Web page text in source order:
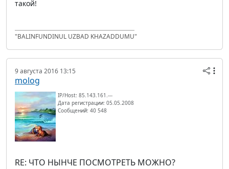
такой!
"BALINFUNDINUL UZBAD KHAZADDUMU"
9 августа 2016 13:15
molog
IP/Host: 85.143.161.---
Дата регистрации: 05.05.2008
Сообщений: 40 548
RE: ЧТО НЫНЧЕ ПОСМОТРЕТЬ МОЖНО?